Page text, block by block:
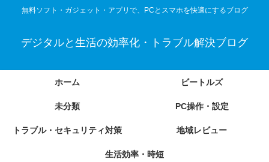
無料ソフト・ガジェット・アプリで、PCとスマホを快適にするブログ
デジタルと生活の効率化・トラブル解決ブログ
ホーム ビートルズ
未分類 PC操作・設定
トラブル・セキュリティ対策 地域レビュー
生活効率・時短